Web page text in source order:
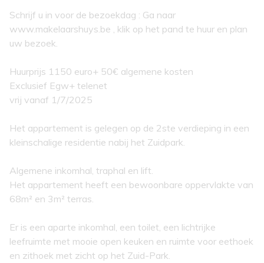
Schrijf u in voor de bezoekdag : Ga naar
www.makelaarshuys.be , klik op het pand te huur en plan
uw bezoek.
Huurprijs 1150 euro+ 50€ algemene kosten
Exclusief Egw+ telenet
vrij vanaf 1/7/2025
Het appartement is gelegen op de 2ste verdieping in een
kleinschalige residentie nabij het Zuidpark.
Algemene inkomhal, traphal en lift.
Het appartement heeft een bewoonbare oppervlakte van
68m² en 3m² terras.
Er is een aparte inkomhal, een toilet, een lichtrijke
leefruimte met mooie open keuken en ruimte voor eethoek
en zithoek met zicht op het Zuid-Park.